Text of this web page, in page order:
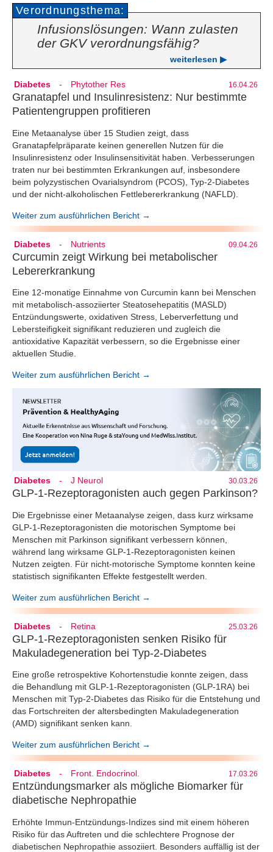
Verordnungsthema:
Infusionslösungen: Wann zulasten
der GKV verordnungsfähig?
weiterlesen ▶
Diabetes - Phytother Res 16.04.26
Granatapfel und Insulinresistenz: Nur bestimmte
Patientengruppen profitieren
Eine Metaanalyse über 15 Studien zeigt, dass
Granatapfelpräparate keinen generellen Nutzen für die
Insulinresistenz oder Insulinsensitivität haben. Verbesserungen
traten nur bei bestimmten Erkrankungen auf, insbesondere
beim polyzystischen Ovarialsyndrom (PCOS), Typ-2-Diabetes
und der nicht-alkoholischen Fettlebererkrankung (NAFLD).
Weiter zum ausführlichen Bericht →
Diabetes - Nutrients 09.04.26
Curcumin zeigt Wirkung bei metabolischer
Lebererkrankung
Eine 12-monatige Einnahme von Curcumin kann bei Menschen
mit metabolisch-assoziierter Steatosehepatitis (MASLD)
Entzündungswerte, oxidativen Stress, Leberverfettung und
Lebersteifigkeit signifikant reduzieren und zugleich die
antioxidative Kapazität verbessern, so die Ergebnisse einer
aktuellen Studie.
Weiter zum ausführlichen Bericht →
Diabetes - J Neurol 30.03.26
GLP-1-Rezeptoragonisten auch gegen Parkinson?
Die Ergebnisse einer Metaanalyse zeigen, dass kurz wirksame
GLP-1-Rezeptoragonisten die motorischen Symptome bei
Menschen mit Parkinson signifikant verbessern können,
während lang wirksame GLP-1-Rezeptoragonisten keinen
Nutzen zeigten. Für nicht-motorische Symptome konnten keine
statistisch signifikanten Effekte festgestellt werden.
Weiter zum ausführlichen Bericht →
Diabetes - Retina 25.03.26
GLP-1-Rezeptoragonisten senken Risiko für
Makuladegeneration bei Typ-2-Diabetes
Eine große retrospektive Kohortenstudie konnte zeigen, dass
die Behandlung mit GLP-1-Rezeptoragonisten (GLP-1RA) bei
Menschen mit Typ-2-Diabetes das Risiko für die Entstehung und
das Fortschreiten der altersbedingten Makuladegeneration
(AMD) signifikant senken kann.
Weiter zum ausführlichen Bericht →
Diabetes - Front. Endocrinol. 17.03.26
Entzündungsmarker als mögliche Biomarker für
diabetische Nephropathie
Erhöhte Immun-Entzündungs-Indizes sind mit einem höheren
Risiko für das Auftreten und die schlechtere Prognose der
diabetischen Nephropathie assoziiert. Besonders auffällig ist der